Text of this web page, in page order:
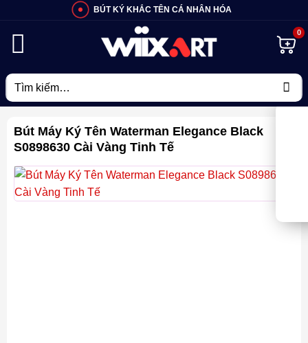
BÚT KÝ KHẮC TÊN CÁ NHÂN HÓA
Tìm
kiếm:
Bút Máy Ký Tên Waterman Elegance Black
S0898630 Cài Vàng Tinh Tế